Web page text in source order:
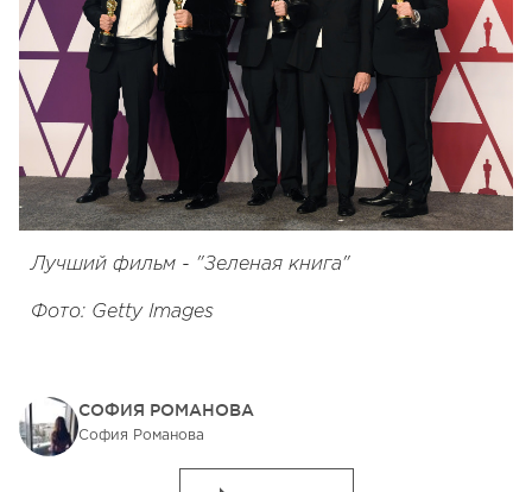
Лучший фильм - "Зеленая книга"
Фото: Getty Images
СОФИЯ РОМАНОВА
София Романова